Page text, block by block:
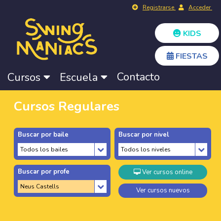
Registrarse Acceder
KIDS
FIESTAS
Cursos Escuela Contacto
Cursos Regulares
Buscar por baile Buscar por nivel
Buscar por profe Ver cursos online
Ver cursos nuevos